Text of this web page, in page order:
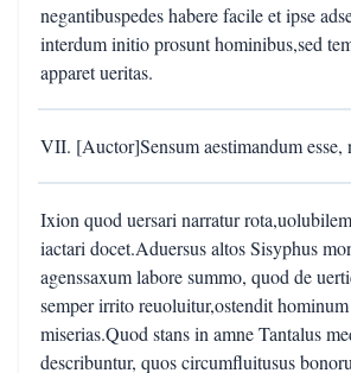
negantibuspedes habere facile et ipse
interdum initio prosunt hominibus,sed
apparet ueritas.
VII. [Auctor]Sensum aestimandum esse,
Ixion quod uersari narratur
iactari docet.Aduersus altos Sisyphus
agenssaxum labore summo, quod de
semper irrito reuoluitur,ostendit
miserias.Quod stans in amne Tantalus
describuntur, quos circumfluitusus